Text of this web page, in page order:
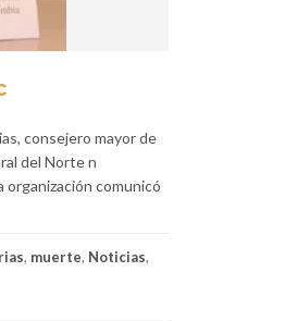
consejero mayor de
del Norte n
organización comunicó
, muerte, Noticias,